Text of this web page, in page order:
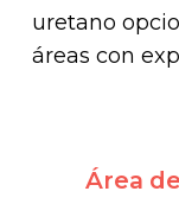
uretano
áreas con
Área